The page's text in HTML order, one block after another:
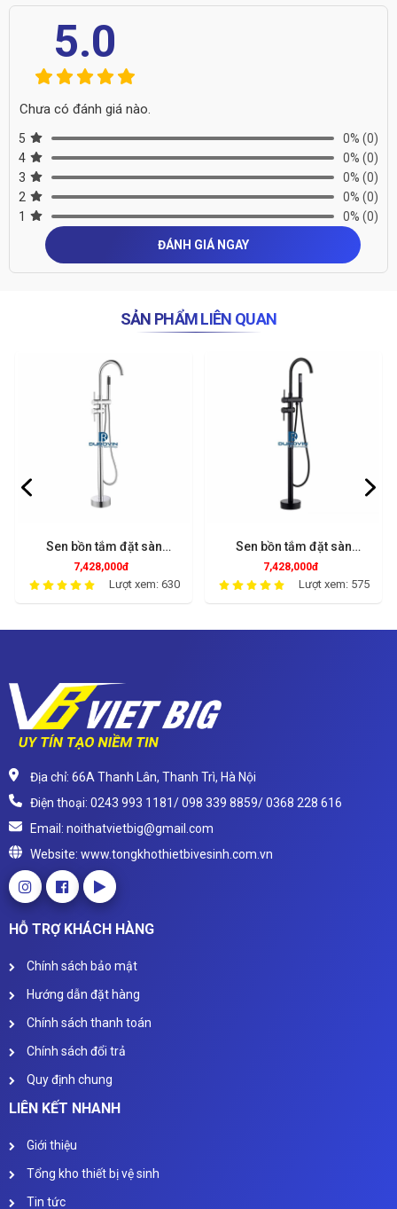
5.0
Chưa có đánh giá nào.
5 0% (0)
4
0% (0)
3
0% (0)
2
0% (0)
1
0% (0)
ĐÁNH GIÁ NGAY
SẢN PHẨM LIÊN QUAN
Sen bồn tắm đặt sàn
SDS7201
7,428,000đ
Lượt xem: 630
Sen bồn tắm đặt sàn
SDS7301
7,428,000đ
Lượt xem: 575
Địa chỉ: 66A Thanh Lân, Thanh Trì, Hà Nội
Điện thoại: 0243 993 1181/ 098 339 8859/ 0368 228 616
Email: noithatvietbig@gmail.com
Website: www.tongkhothietbivesinh.com.vn
HỖ TRỢ KHÁCH HÀNG
Chính sách bảo mật
Hướng dẫn đặt hàng
Chính sách thanh toán
Chính sách đổi trả
Quy định chung
LIÊN KẾT NHANH
Giới thiệu
Tổng kho thiết bị vệ sinh
Tin tức